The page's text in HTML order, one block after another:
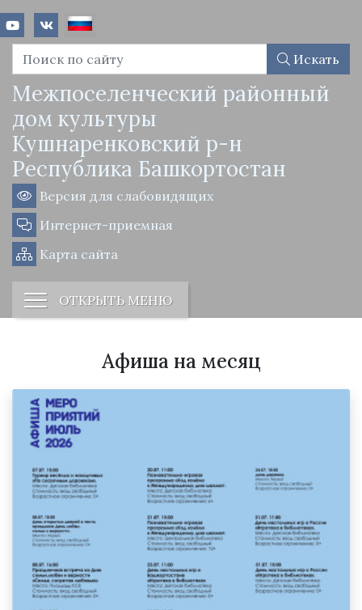
Искать
Межпоселенческий районный
дом культуры
Кушнаренковский р-н
Республика Башкортостан
Версия для слабовидящих
Интернет-приемная
Карта сайта
ОТКРЫТЬ МЕНЮ
Афиша на месяц